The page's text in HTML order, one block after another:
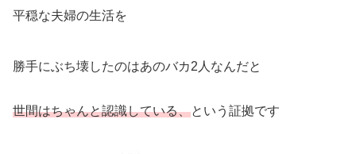
平穏な夫婦の生活を
勝手にぶち壊したのはあのバカ2人なんだと
世間はちゃんと認識している、という証拠です